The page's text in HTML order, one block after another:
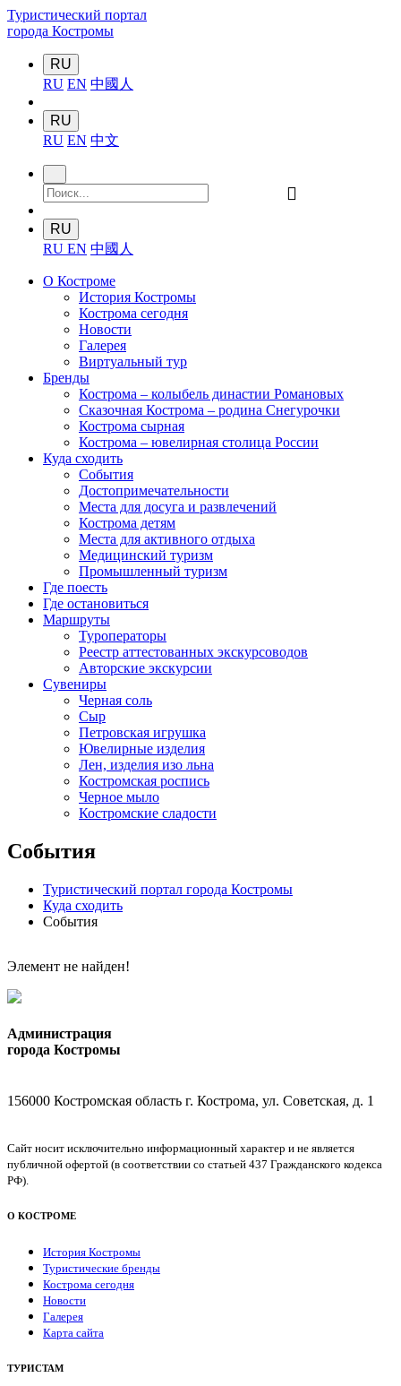
Туристический портал
города Костромы
RU
RU EN 中國人
RU
RU EN 中文
󰍉
RU
RU EN 中國人
О Костроме
История Костромы
Кострома сегодня
Новости
Галерея
Виртуальный тур
Бренды
Кострома – колыбель династии Романовых
Сказочная Кострома – родина Снегурочки
Кострома сырная
Кострома – ювелирная столица России
Куда сходить
События
Достопримечательности
Места для досуга и развлечений
Кострома детям
Места для активного отдыха
Медицинский туризм
Промышленный туризм
Где поесть
Где остановиться
Маршруты
Туроператоры
Реестр аттестованных экскурсоводов
Авторские экскурсии
Сувениры
Черная соль
Сыр
Петровская игрушка
Ювелирные изделия
Лен, изделия изо льна
Костромская роспись
Черное мыло
Костромские сладости
События
Туристический портал города Костромы
Куда сходить
События
Элемент не найден!
Администрация
города Костромы
156000 Костромская область г. Кострома, ул. Советская, д. 1
Сайт носит исключительно информационный характер и не является
публичной офертой (в соответствии со статьей 437 Гражданского кодекса
РФ).
О КОСТРОМЕ
История Костромы
Туристические бренды
Кострома сегодня
Новости
Галерея
Карта сайта
ТУРИСТАМ